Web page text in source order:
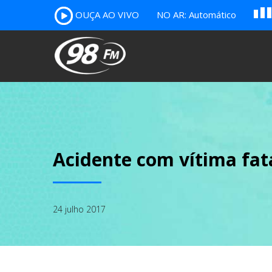
OUÇA AO VIVO NO AR: Automático B c
Acidente com vítima
24 julho 2017